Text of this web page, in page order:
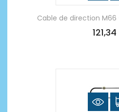
Cable de direction